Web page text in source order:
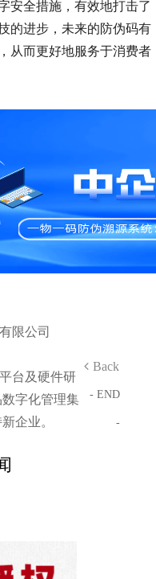
安全措施，有效地打击了
的进步，未来的防伪码有
从而更好地服务于消费者
限公司
台及硬件研
字化管理集
企业。
Back
- END
-